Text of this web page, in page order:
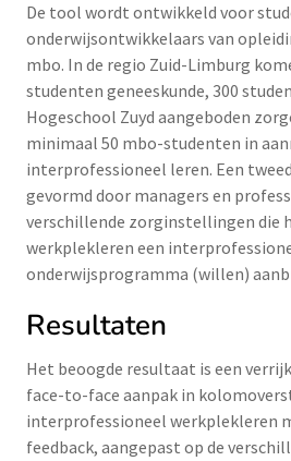
De tool wordt ontwikkeld voor
onderwijsontwikkelaars van
mbo. In de regio Zuid-Limburg
studenten geneeskunde, 300
Hogeschool Zuyd aangeboden
minimaal 50 mbo-studenten in
interprofessioneel leren. Een
gevormd door managers en
verschillende zorginstellingen die
werkplekleren een
onderwijsprogramma (willen)
Resultaten
Het beoogde resultaat is een
face-to-face aanpak in
interprofessioneel werkplekleren
feedback, aangepast op de